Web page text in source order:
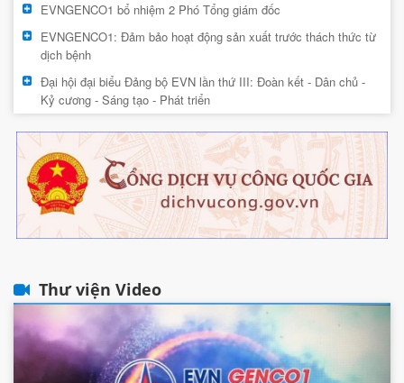
EVNGENCO1 bổ nhiệm 2 Phó Tổng giám đốc
EVNGENCO1: Đảm bảo hoạt động sản xuất trước thách thức từ
dịch bệnh
Đại hội đại biểu Đảng bộ EVN lần thứ III: Đoàn kết - Dân chủ -
Kỷ cương - Sáng tạo - Phát triển
Thư viện Video